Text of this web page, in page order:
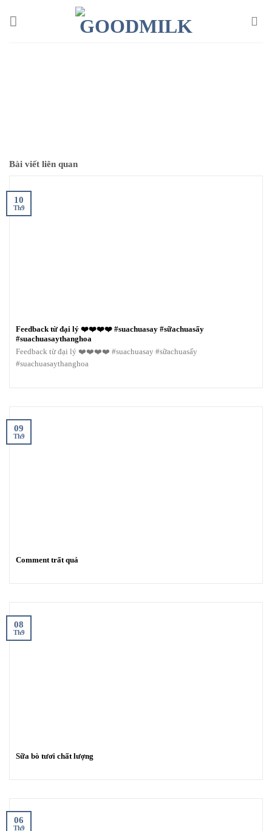
Bài viết liên quan
Feedback từ đại lý ❤️❤️❤️❤️ #suachuasay #sữachuasấy
#suachuasaythanghoa
Feedback từ đại lý ❤️❤️❤️❤️ #suachuasay #sữachuasấy
#suachuasaythanghoa
10
Th9
Comment trất quá
09
Th9
Sữa bò tươi chất lượng
08
Th9
06
Th9